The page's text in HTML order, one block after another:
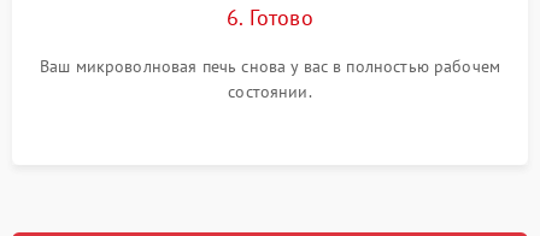
6. Готово
Ваш микроволновая печь снова у вас в полностью рабочем
состоянии.